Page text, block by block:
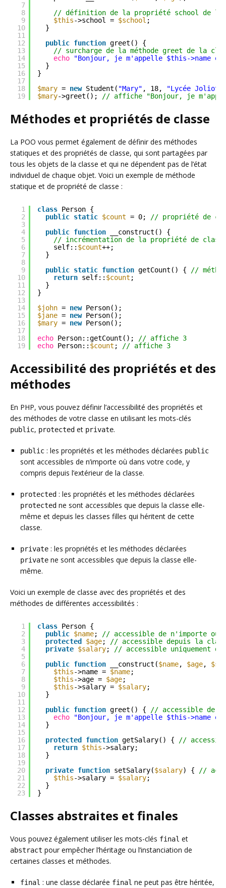
7
8
9
10
11
12
13
14
15
16
17
18
19
// définition de la propriété school de
$this->school = $school ;
}
public function greet() {
// surcharge de la méthode greet de la
echo
"Bonjour, je m'appelle $this->name
}
}
$mary = new Student( "Mary" , 18,
"Lycée Joliot-
$mary->greet(); // affiche "Bonjour, je
Méthodes et propriétés de classe
La POO vous permet également de définir des méthodes
statiques et des propriétés de classe, qui sont partagées par
tous les objets de la classe et qui ne dépendent pas de l’état
individuel de chaque objet. Voici un exemple de méthode
statique et de propriété de classe :
1
2
3
4
5
6
7
8
9
10
11
12
13
14
15
16
17
18
19
class Person {
public static $count = 0; // propriété de
public function
__construct() {
// incrémentation de la propriété de
self:: $count++;
}
public static function getCount() { //
return self:: $count ;
}
}
$john = new Person();
$jane = new Person();
$mary = new Person();
echo Person::getCount(); // affiche 3
echo Person:: $count ; // affiche 3
Accessibilité des propriétés et des
méthodes
En PHP, vous pouvez définir l’accessibilité des propriétés et
des méthodes de votre classe en utilisant les mots-clés
public, protected et private.
public : les propriétés et les méthodes déclarées public
sont accessibles de n’importe où dans votre code, y
compris depuis l’extérieur de la classe.
protected : les propriétés et les méthodes déclarées
protected ne sont accessibles que depuis la classe elle-
même et depuis les classes filles qui héritent de cette
classe.
private : les propriétés et les méthodes déclarées
private ne sont accessibles que depuis la classe elle-
même.
Voici un exemple de classe avec des propriétés et des
méthodes de différentes accessibilités :
1
2
3
4
5
6
7
8
9
10
11
12
13
14
15
16
17
18
19
20
21
22
23
class Person {
public $name; // accessible de n'importe où
protected
$age; // accessible depuis la
private $salary; // accessible uniquement
public function __construct($name, $age,
$this->name = $name;
$this->age = $age;
$this->salary = $salary;
}
public function greet() { // accessible de
echo
"Bonjour, je m'appelle $this->name
}
protected
function getSalary() { //
return $this->salary;
}
private function setSalary($salary) { //
$this->salary = $salary;
}
}
Classes abstraites et finales
Vous pouvez également utiliser les mots-clés final et
abstract pour empêcher l’héritage ou l’instanciation de
certaines classes et méthodes.
final : une classe déclarée final ne peut pas être héritée,